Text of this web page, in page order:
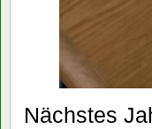
Nächstes